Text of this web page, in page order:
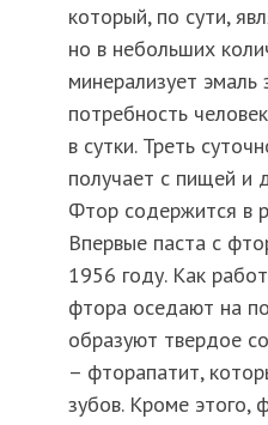
который, по сути,
но в небольших
минерализует эмаль
потребность
в сутки. Треть
получает с пищей и
Фтор содержится в
Впервые паста с
1956 году. Как
фтора оседают на
образуют твердое
– фторапатит,
зубов. Кроме этого,